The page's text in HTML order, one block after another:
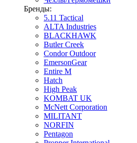
Бренды:
5.11 Tactical
ALTA Industries
BLACKHAWK
Butler Creek
Condor Outdoor
EmersonGear
Entire M
Hatch
High Peak
KOMBAT UK
McNett Corporation
MILITANT
NORFIN
Pentagon